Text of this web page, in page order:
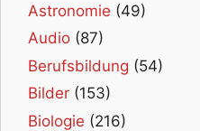
Astronomie (49)
Audio (87)
Berufsbildung (54)
Bilder (153)
Biologie (216)